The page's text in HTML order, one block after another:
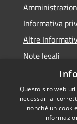
Informativa
Altre
Note legali
Dichiarazione
Questo sito web
necessari al
nonché un